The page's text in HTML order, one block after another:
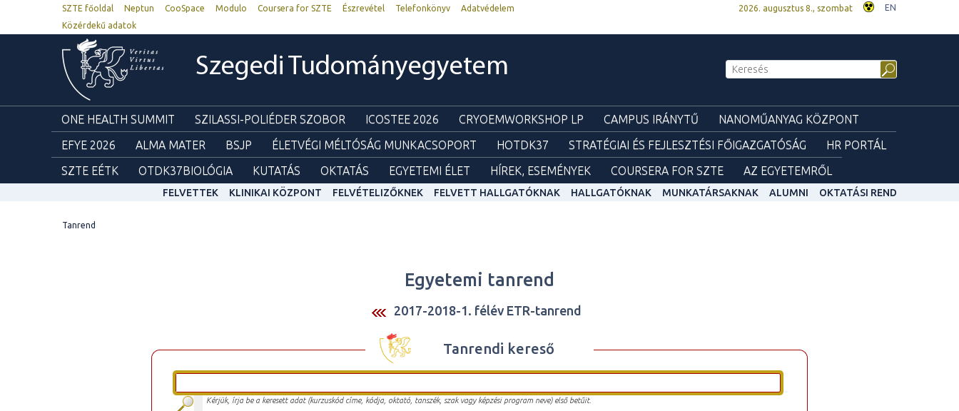
SZTE főoldal Neptun CooSpace Modulo Coursera for SZTE Észrevétel Telefonkönyv
Adatvédelem
Közérdekű adatok
2026. augusztus 8., szombat EN
Szegedi Tudományegyetem
ONE HEALTH SUMMIT SZILASSI-POLIÉDER SZOBOR ICOSTEE 2026 CRYOEMWORKSHOP LP CAMPUS IRÁNYTŰ
NANOMŰANYAG KÖZPONT
EFYE 2026
ALMA MATER BSJP ÉLETVÉGI MÉLTÓSÁG MUNKACSOPORT HOTDK37 STRATÉGIAI ÉS FEJLESZTÉSI FŐIGAZGATÓSÁG
HR PORTÁL
SZTE EÉTK
OTDK37BIOLÓGIA KUTATÁS OKTATÁS EGYETEMI ÉLET HÍREK, ESEMÉNYEK COURSERA FOR SZTE AZ EGYETEMRŐL
FELVETTEK KLINIKAI KÖZPONT FELVÉTELIZŐKNEK FELVETT HALLGATÓKNAK HALLGATÓKNAK MUNKATÁRSAKNAK ALUMNI OKTATÁSI REND
Tanrend
Egyetemi tanrend
2017-2018-1. félév ETR-tanrend
Tanrendi kereső
Kérjük, írja be a keresett adat (kurzuskód címe, kódja, oktató, tanszék, szak vagy képzési program neve) első betűit.